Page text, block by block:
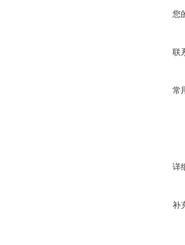
您
联
常
详
补